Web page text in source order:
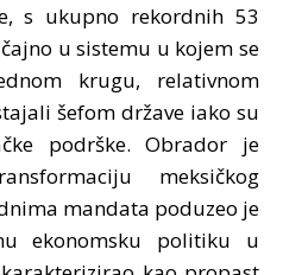
s ukupno rekordnih 53
u sistemu u kojem se
krugu, relativnom
šefom države iako su
podrške. Obrador je
meksičkog
mandata poduzeo je
ekonomsku politiku u